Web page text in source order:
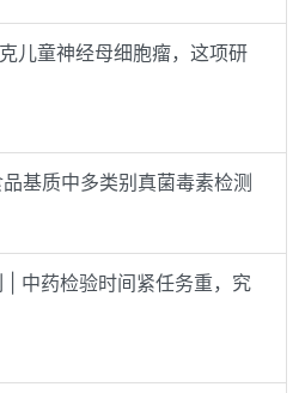
儿童神经母细胞瘤，这项研
基质中多类别真菌毒素检测
| 中药检验时间紧任务重，究